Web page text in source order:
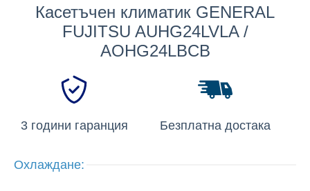
Касетъчен климатик GENERAL
FUJITSU AUHG24LVLA /
AOHG24LBCB
3 години гаранция Безплатна достака
Охлаждане: